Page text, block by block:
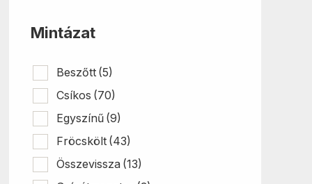
Mintázat
Beszőtt (5)
Csíkos (70)
Egyszínű (9)
Fröcskölt (43)
Összevissza (13)